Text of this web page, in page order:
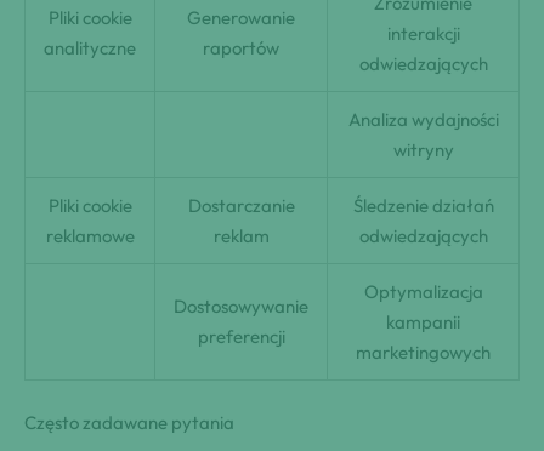
Pliki cookie
analityczne
Generowanie
raportów
interakcji
odwiedzających
Analiza wydajności
witryny
Pliki cookie
reklamowe
Dostarczanie
reklam
Śledzenie działań
odwiedzających
Dostosowywanie
preferencji
Optymalizacja
kampanii
marketingowych
Często zadawane pytania